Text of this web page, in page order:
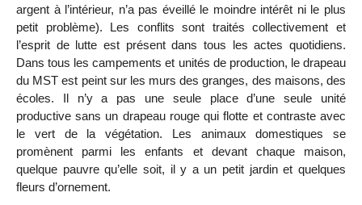
argent à l’intérieur, n’a pas éveillé le moindre intérêt ni le plus
petit problème). Les conflits sont traités collectivement et
l’esprit de lutte est présent dans tous les actes quotidiens.
Dans tous les campements et unités de production, le drapeau
du MST est peint sur les murs des granges, des maisons, des
écoles. Il n’y a pas une seule place d’une seule unité
productive sans un drapeau rouge qui flotte et contraste avec
le vert de la végétation. Les animaux domestiques se
promènent parmi les enfants et devant chaque maison,
quelque pauvre qu’elle soit, il y a un petit jardin et quelques
fleurs d’ornement.